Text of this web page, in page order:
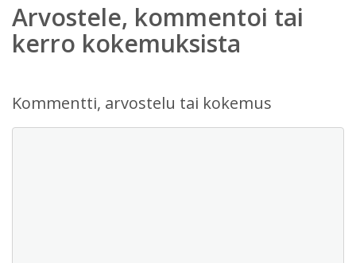
Arvostele, kommentoi tai
kerro kokemuksista
Kommentti, arvostelu tai kokemus